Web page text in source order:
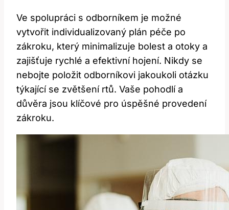
Ve spolupráci s odborníkem je‌ možné
vytvořit individualizovaný plán péče po
zákroku, který minimalizuje bolest a otoky a
zajišťuje rychlé a efektivní hojení. Nikdy se
nebojte položit odborníkovi jakoukoli otázku
týkající se zvětšení‍ rtů. Vaše⁤ pohodlí a
důvěra jsou klíčové ⁣pro úspěšné provedení
zákroku.